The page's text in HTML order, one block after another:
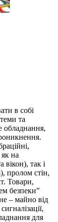
в собі
та
обладнання,
як на
вікон), так і
пролом стін,
Товари,
безпеки”
– майно від
для